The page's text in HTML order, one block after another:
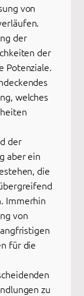
von
der
der
Potenziale.
welches
der
aber ein
die
Immerhin
von
für die
zu